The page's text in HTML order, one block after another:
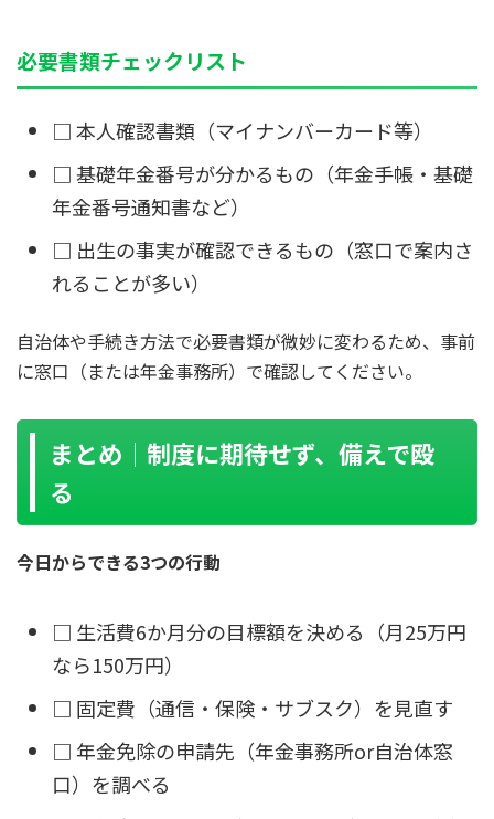
必要書類チェックリスト
□ 本人確認書類（マイナンバーカード等）
□ 基礎年金番号が分かるもの（年金手帳・基礎
年金番号通知書など）
□ 出生の事実が確認できるもの（窓口で案内さ
れることが多い）
自治体や手続き方法で必要書類が微妙に変わるため、事前
に窓口（または年金事務所）で確認してください。
まとめ｜制度に期待せず、備えで殴
る
今日からできる3つの行動
□ 生活費6か月分の目標額を決める（月25万円
なら150万円）
□ 固定費（通信・保険・サブスク）を見直す
□ 年金免除の申請先（年金事務所or自治体窓
口）を調べる